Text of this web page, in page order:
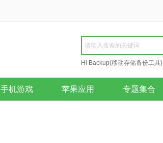
Hi Backup(移动存储备份工具)
Repair
手机游戏 苹果应用 专题集合